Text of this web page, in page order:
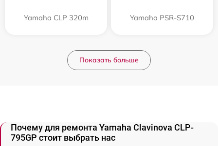
Yamaha CLP 320m Yamaha PSR-S710
Показать больше
Почему для ремонта Yamaha Clavinova CLP-
795GP стоит выбрать нас